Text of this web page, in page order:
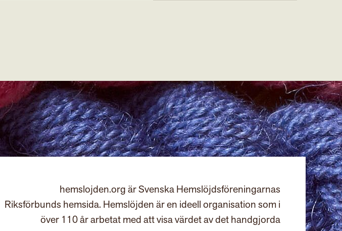
hemslojden.org är Svenska Hemslöjdsföreningarnas
Riksförbunds hemsida. Hemslöjden är en ideell organisation som i
över 110 år arbetat med att visa värdet av det handgjorda